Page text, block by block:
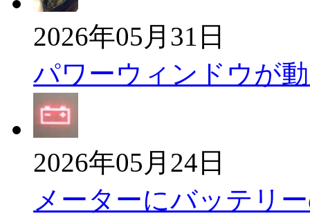
2026年05月31日
パワーウィンドウが
2026年05月24日
メーターにバッテリ